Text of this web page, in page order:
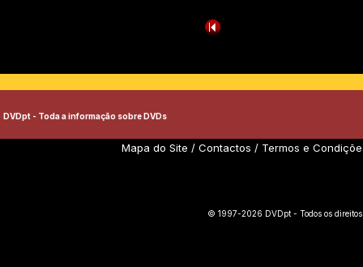
DVDpt - Toda a informação sobre DVDs
Mapa do Site / Contactos / Termos e
© 1997-2026 DVDpt - Todos os direitos